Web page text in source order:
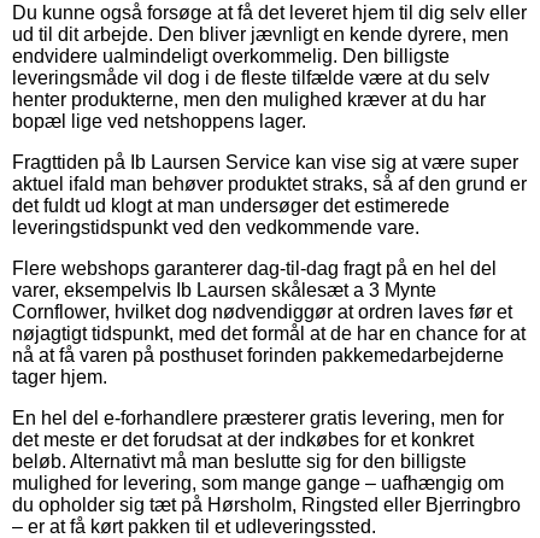
Du kunne også forsøge at få det leveret hjem til dig selv eller
ud til dit arbejde. Den bliver jævnligt en kende dyrere, men
endvidere ualmindeligt overkommelig. Den billigste
leveringsmåde vil dog i de fleste tilfælde være at du selv
henter produkterne, men den mulighed kræver at du har
bopæl lige ved netshoppens lager.
Fragttiden på Ib Laursen Service kan vise sig at være super
aktuel ifald man behøver produktet straks, så af den grund er
det fuldt ud klogt at man undersøger det estimerede
leveringstidspunkt ved den vedkommende vare.
Flere webshops garanterer dag-til-dag fragt på en hel del
varer, eksempelvis Ib Laursen skålesæt a 3 Mynte
Cornflower, hvilket dog nødvendiggør at ordren laves før et
nøjagtigt tidspunkt, med det formål at de har en chance for at
nå at få varen på posthuset forinden pakkemedarbejderne
tager hjem.
En hel del e-forhandlere præsterer gratis levering, men for
det meste er det forudsat at der indkøbes for et konkret
beløb. Alternativt må man beslutte sig for den billigste
mulighed for levering, som mange gange – uafhængig om
du opholder sig tæt på Hørsholm, Ringsted eller Bjerringbro
– er at få kørt pakken til et udleveringssted.